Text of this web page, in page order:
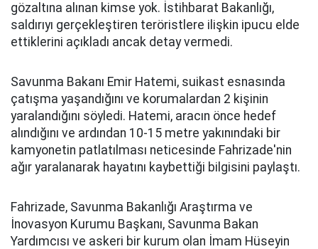
gözaltına alınan kimse yok. İstihbarat Bakanlığı,
saldırıyı gerçekleştiren teröristlere ilişkin ipucu elde
ettiklerini açıkladı ancak detay vermedi.
Savunma Bakanı Emir Hatemi, suikast esnasında
çatışma yaşandığını ve korumalardan 2 kişinin
yaralandığını söyledi. Hatemi, aracın önce hedef
alındığını ve ardından 10-15 metre yakınındaki bir
kamyonetin patlatılması neticesinde Fahrizade'nin
ağır yaralanarak hayatını kaybettiği bilgisini paylaştı.
Fahrizade, Savunma Bakanlığı Araştırma ve
İnovasyon Kurumu Başkanı, Savunma Bakan
Yardımcısı ve askeri bir kurum olan İmam Hüseyin